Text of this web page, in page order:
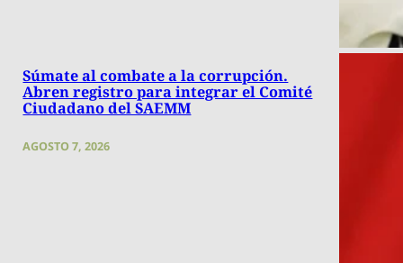
Súmate al combate a la corrupción.
Abren registro para integrar el Comité
Ciudadano del SAEMM
AGOSTO 7, 2026